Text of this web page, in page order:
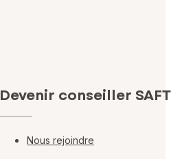
Devenir conseiller
Nous rejoindre